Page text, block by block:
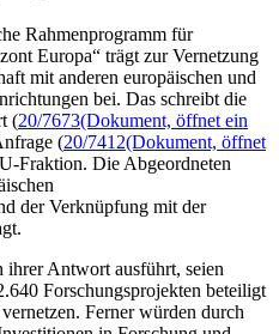
Rahmenprogramm für
Europa“ trägt zur Vernetzung
mit anderen europäischen und
bei. Das schreibt die
(20/7673(Dokument, öffnet ein
(20/7412(Dokument, öffnet
Fraktion. Die Abgeordneten
der Verknüpfung mit der
ihrer Antwort ausführt, seien
Forschungsprojekten beteiligt
Ferner würden durch